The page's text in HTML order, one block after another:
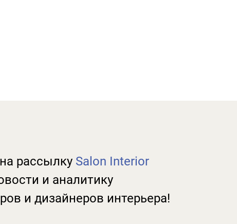
рассылку Salon Interior
и аналитику
и дизайнеров интерьера!